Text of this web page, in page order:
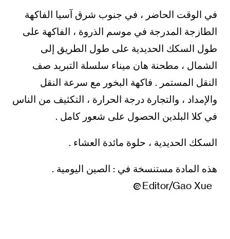
في الوقت الحاضر ، في جنوب شرق آسيا الفاكهة
الطازجة المدرجة في موسم الذروة ، الفاكهة على
طول السكك الحديدية على طول الطريق إلى
الشمال ، مطحنة هان ميناء سلسلة التبريد صف
النقل المستمر . فاكهة البخور مع سرعة النقل
والإمداد ، والتجارة درجة الحرارة ، التكثيف من الناس
في كلا البلدين الحصول على شعور كامل .
السكك الحديدية ، حلوة مائدة العشاء .
هذه المادة مستنسخة في : الصين اليومية .
Editor/Gao Xue